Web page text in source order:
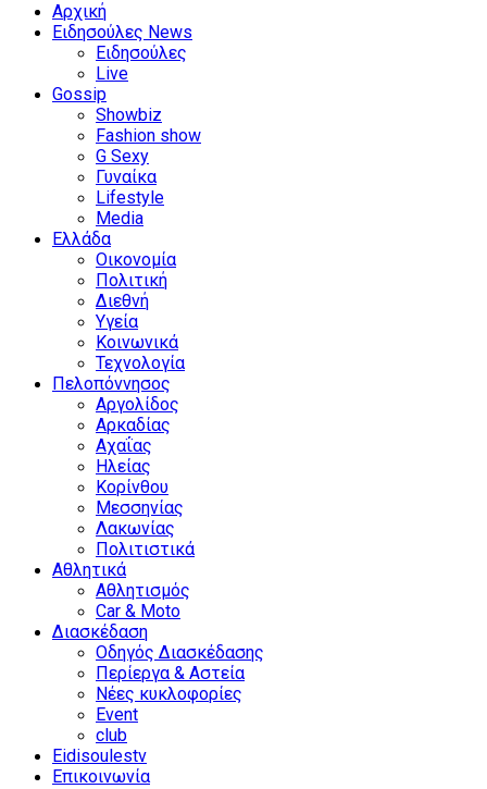
Αρχική
Ειδησούλες News
Ειδησούλες
Live
Gossip
Showbiz
Fashion show
G Sexy
Γυναίκα
Lifestyle
Media
Ελλάδα
Οικονομία
Πολιτική
Διεθνή
Υγεία
Κοινωνικά
Τεχνολογία
Πελοπόννησος
Αργολίδος
Αρκαδίας
Αχαΐας
Ηλείας
Κορίνθου
Μεσσηνίας
Λακωνίας
Πολιτιστικά
Αθλητικά
Αθλητισμός
Car & Moto
Διασκέδαση
Οδηγός Διασκέδασης
Περίεργα & Αστεία
Νέες κυκλοφορίες
Event
club
Eidisoulestv
Επικοινωνία